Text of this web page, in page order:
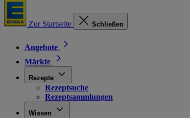
Zur Startseite Schließen
Angebote
Märkte
Rezepte
Rezeptsuche
Rezeptsammlungen
Wissen